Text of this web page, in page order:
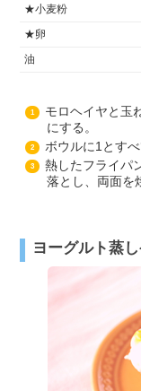
★小麦粉
★卵
油
1
モロヘイヤと玉
にする。
2 ボウルに1とす
3
熱したフライパ
落とし、両面を
ヨーグルト蒸